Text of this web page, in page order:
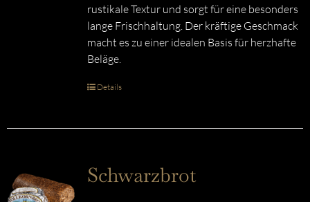
rustikale Textur und sorgt für eine besonders
lange Frischhaltung. Der kräftige Geschmack
macht es zu einer idealen Basis für herzhafte
Beläge.
Details
Schwarzbrot